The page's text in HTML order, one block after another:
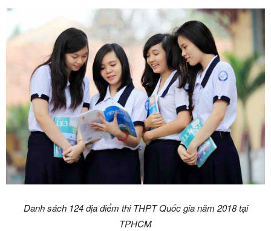
Danh sách 124 địa điểm thi THPT Quốc gia năm 2018 tại
TPHCM